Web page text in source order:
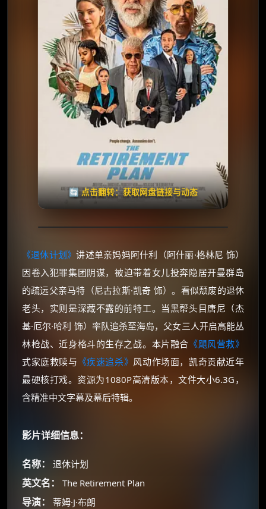
🔄 点击翻转：获取网盘链接与动态
夸克网盘
失效请反馈
🧧️
天天领红包
《退休计划》讲述单亲妈妈阿什利（阿什丽·格林尼 饰）
因卷入犯罪集团阴谋，被迫带着女儿投奔隐居开曼群岛
的疏远父亲马特（尼古拉斯·凯奇 饰）。看似颓废的退休
老头，实则是深藏不露的前特工​。当黑帮头目唐尼（杰
基·厄尔·哈利 饰）率队追杀至海岛，父女三人开启高能丛
林枪战、近身格斗的生存之战​。本片融合 《飓风营救》
式家庭救赎与 《疾速追杀》 风动作场面，凯奇贡献近年
最硬核打戏。资源为1080P高清版本，文件大小6.3G，
含精准中文字幕及幕后特辑​。
影片详细信息：
名称： 退休计划
英文名： The Retirement Plan
导演： 蒂姆·J·布朗